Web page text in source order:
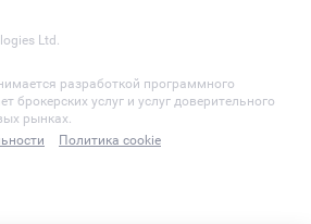
Ltd.
разработкой программного
брокерских услуг и услуг доверительного
рынках.
Политика cookie